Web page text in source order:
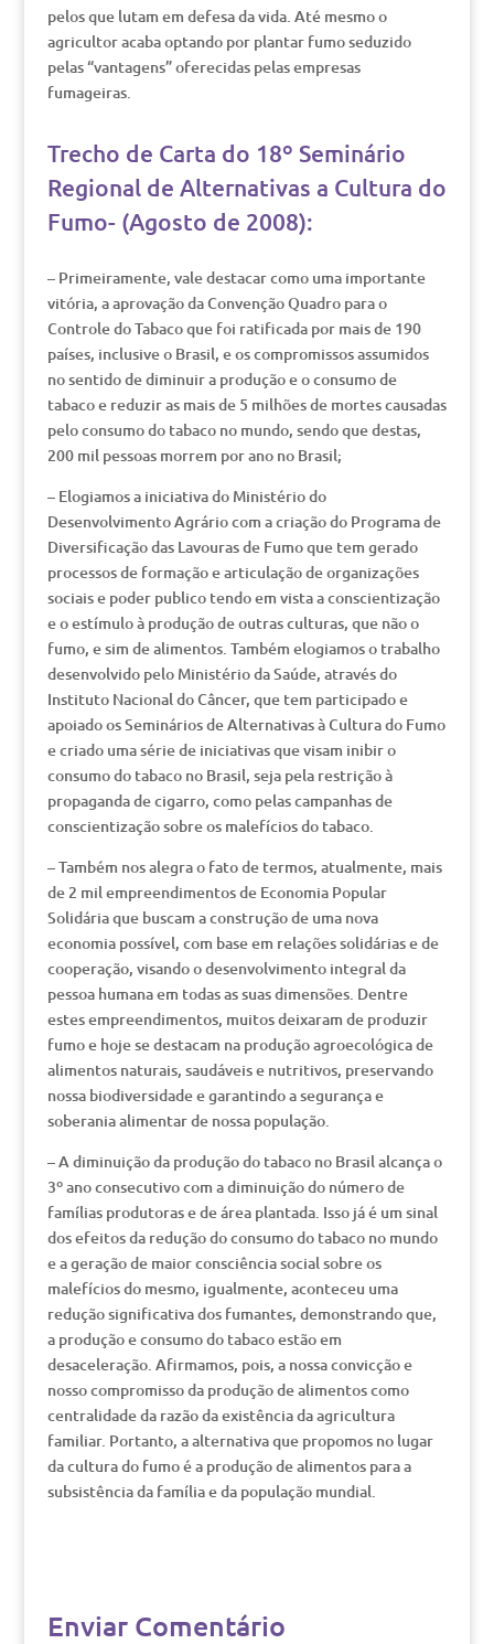
pelos que lutam em defesa da vida. Até mesmo o
agricultor acaba optando por plantar fumo seduzido
pelas “vantagens” oferecidas pelas empresas
fumageiras.
Trecho de Carta do 18º Seminário
Regional de Alternativas a Cultura do
Fumo- (Agosto de 2008):
– Primeiramente, vale destacar como uma importante
vitória, a aprovação da Convenção Quadro para o
Controle do Tabaco que foi ratificada por mais de 190
países, inclusive o Brasil, e os compromissos assumidos
no sentido de diminuir a produção e o consumo de
tabaco e reduzir as mais de 5 milhões de mortes causadas
pelo consumo do tabaco no mundo, sendo que destas,
200 mil pessoas morrem por ano no Brasil;
– Elogiamos a iniciativa do Ministério do
Desenvolvimento Agrário com a criação do Programa de
Diversificação das Lavouras de Fumo que tem gerado
processos de formação e articulação de organizações
sociais e poder publico tendo em vista a conscientização
e o estímulo à produção de outras culturas, que não o
fumo, e sim de alimentos. Também elogiamos o trabalho
desenvolvido pelo Ministério da Saúde, através do
Instituto Nacional do Câncer, que tem participado e
apoiado os Seminários de Alternativas à Cultura do Fumo
e criado uma série de iniciativas que visam inibir o
consumo do tabaco no Brasil, seja pela restrição à
propaganda de cigarro, como pelas campanhas de
conscientização sobre os malefícios do tabaco.
– Também nos alegra o fato de termos, atualmente, mais
de 2 mil empreendimentos de Economia Popular
Solidária que buscam a construção de uma nova
economia possível, com base em relações solidárias e de
cooperação, visando o desenvolvimento integral da
pessoa humana em todas as suas dimensões. Dentre
estes empreendimentos, muitos deixaram de produzir
fumo e hoje se destacam na produção agroecológica de
alimentos naturais, saudáveis e nutritivos, preservando
nossa biodiversidade e garantindo a segurança e
soberania alimentar de nossa população.
– A diminuição da produção do tabaco no Brasil alcança o
3º ano consecutivo com a diminuição do número de
famílias produtoras e de área plantada. Isso já é um sinal
dos efeitos da redução do consumo do tabaco no mundo
e a geração de maior consciência social sobre os
malefícios do mesmo, igualmente, aconteceu uma
redução significativa dos fumantes, demonstrando que,
a produção e consumo do tabaco estão em
desaceleração. Afirmamos, pois, a nossa convicção e
nosso compromisso da produção de alimentos como
centralidade da razão da existência da agricultura
familiar. Portanto, a alternativa que propomos no lugar
da cultura do fumo é a produção de alimentos para a
subsistência da família e da população mundial.
Enviar Comentário